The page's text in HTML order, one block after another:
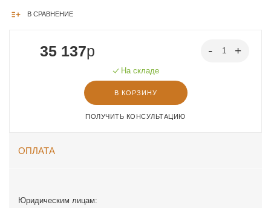
В СРАВНЕНИЕ
35 137p
На складе
В КОРЗИНУ
ПОЛУЧИТЬ КОНСУЛЬТАЦИЮ
ОПЛАТА
Юридическим лицам: